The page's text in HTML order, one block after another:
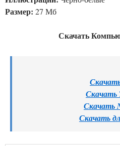
Размер: 27 Мб
Скачать
Скачать
Скачать
Скачать